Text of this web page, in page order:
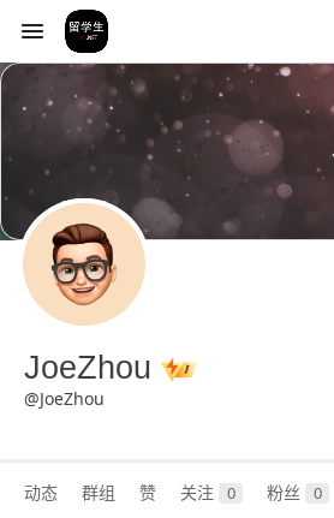
JoeZhou
@JoeZhou
动态 群组 赞 关注 0 粉丝 0